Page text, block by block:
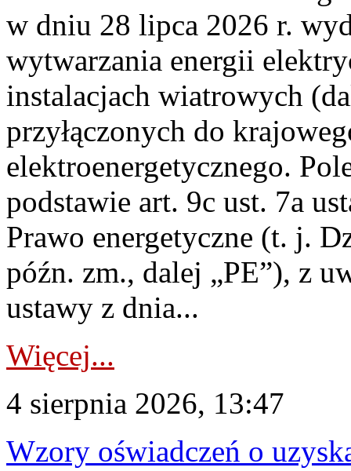
w dniu 28 lipca 2026 r.
wytwarzania energii
instalacjach wiatrowych
przyłączonych do
elektroenergetycznego.
podstawie art. 9c ust. 7a
Prawo energetyczne (t. j.
późn. zm., dalej „PE”), z
ustawy z dnia...
Więcej...
4 sierpnia 2026, 13:47
Wzory oświadczeń o